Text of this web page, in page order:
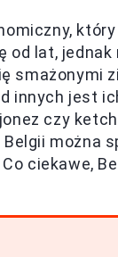
od lat,
smażonymi
innych jest
czy
można
ciekawe,